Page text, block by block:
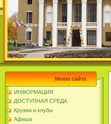
Меню сайта
ИНФОРМАЦИЯ
ДОСТУПНАЯ СРЕДА
Кружки и клубы
Афиша